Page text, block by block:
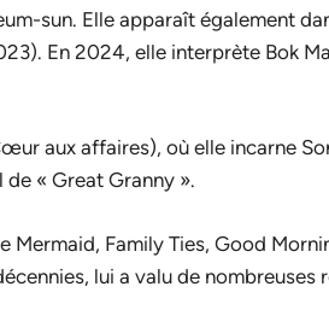
sun. Elle apparaît également
En 2024, elle interprète Bok
aux affaires), où elle incarne
« Great Granny ».
Mermaid, Family Ties, Good
lui a valu de